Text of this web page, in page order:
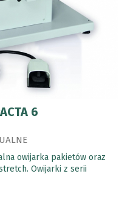
6
owijarka pakietów oraz
Owijarki z serii